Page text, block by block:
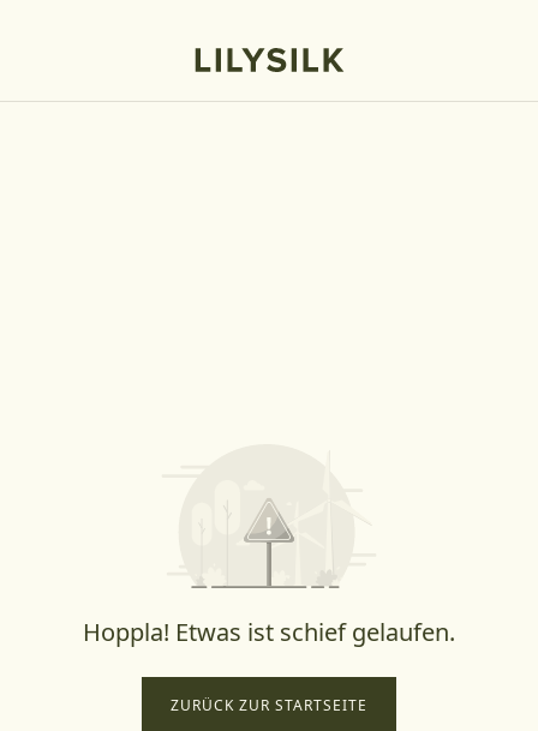
Hoppla! Etwas ist schief gelaufen.
ZURÜCK ZUR STARTSEITE